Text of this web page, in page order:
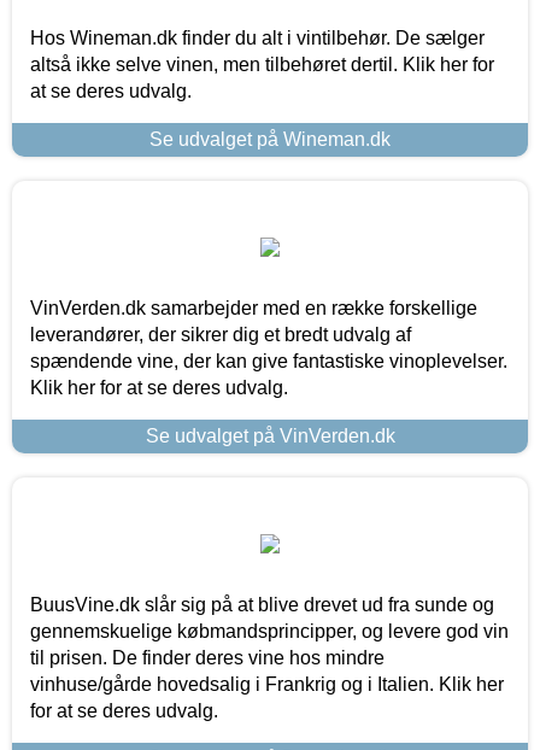
Hos Wineman.dk finder du alt i vintilbehør. De sælger
altså ikke selve vinen, men tilbehøret dertil. Klik her for
at se deres udvalg.
Se udvalget på Wineman.dk
VinVerden.dk samarbejder med en række forskellige
leverandører, der sikrer dig et bredt udvalg af
spændende vine, der kan give fantastiske vinoplevelser.
Klik her for at se deres udvalg.
Se udvalget på VinVerden.dk
BuusVine.dk slår sig på at blive drevet ud fra sunde og
gennemskuelige købmandsprincipper, og levere god vin
til prisen. De finder deres vine hos mindre
vinhuse/gårde hovedsalig i Frankrig og i Italien. Klik her
for at se deres udvalg.